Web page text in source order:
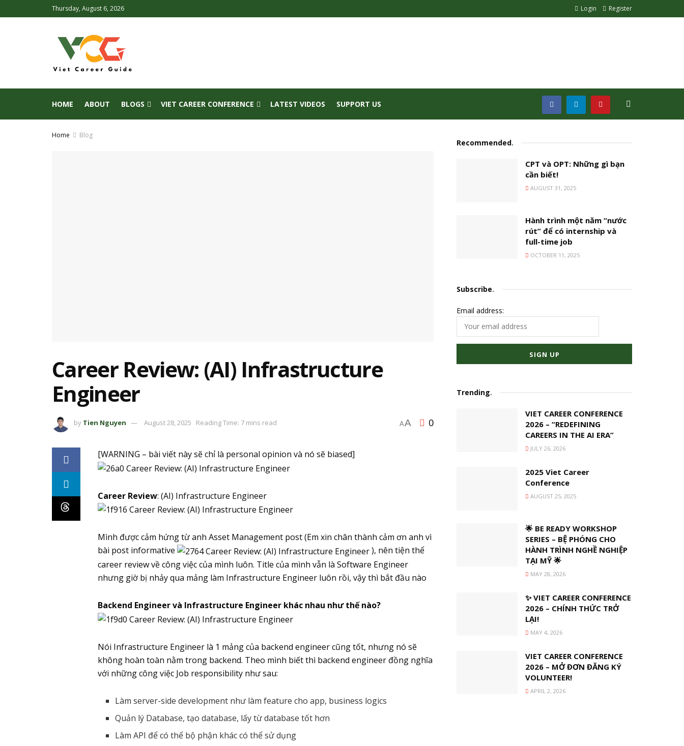
Thursday, August 6, 2026 Login Register
HOME ABOUT BLOGS VIET CAREER CONFERENCE LATEST VIDEOS SUPPORT US
Home Blog
Career Review: (AI) Infrastructure
Engineer
by Tien Nguyen August 28, 2025 Reading Time: 7 mins read AA 0
[WARNING – bài viết này sẽ chỉ là personal opinion và nó sẽ biased]
Career Review: (AI) Infrastructure Engineer
Mình được cảm hứng từ anh Asset Management post (Em xin chân thành cảm ơn anh vì
bài post informative
), nên tiện thể
career review về công việc của mình luôn. Title của mình vẫn là Software Engineer
nhưng giờ bị nhảy qua mảng làm Infrastructure Engineer luôn rồi, vậy thì bắt đầu nào
Backend Engineer và Infrastructure Engineer khác nhau như thế nào?
Nói Infrastructure Engineer là 1 mảng của backend engineer cũng tốt, nhưng nó sẽ
không hoàn toàn nằm trong backend. Theo mình biết thì backend engineer đồng nghĩa
với những công việc Job responsibility như sau:
Làm server-side development như làm feature cho app, business logics
Quản lý Database, tạo database, lấy từ database tốt hơn
Làm API để có thể bộ phận khác có thể sử dụng
Recommended.
CPT và OPT: Những gì bạn
cần biết!
AUGUST 31, 2025
Hành trình một năm “nước
rút” để có internship và
full-time job
OCTOBER 11, 2025
Subscribe.
Email address:
Trending.
VIET CAREER CONFERENCE
2026 – “REDEFINING
CAREERS IN THE AI ERA”
JULY 26, 2026
2025 Viet Career
Conference
AUGUST 25, 2025
🌟 BE READY WORKSHOP
SERIES – BỆ PHÓNG CHO
HÀNH TRÌNH NGHỀ NGHIỆP
TẠI MỸ 🌟
MAY 28, 2026
✨ VIET CAREER CONFERENCE
2026 – CHÍNH THỨC TRỞ
LẠI!
MAY 4, 2026
VIET CAREER CONFERENCE
2026 – MỞ ĐƠN ĐĂNG KÝ
VOLUNTEER!
APRIL 2, 2026